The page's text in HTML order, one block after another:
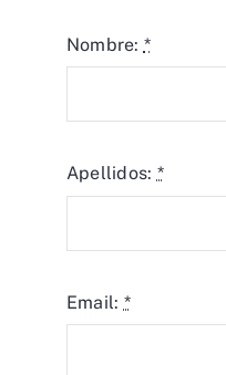
Nombre: *
Apellidos: *
Email: *